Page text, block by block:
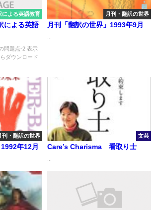
による英語教育
による英語
問題点-2 表示
ダウンロード
月刊・翻訳の世界
月刊「翻訳の世界」1993年9月
刊・翻訳の世界
年12月
文芸
Care’s Charisma 看取り士